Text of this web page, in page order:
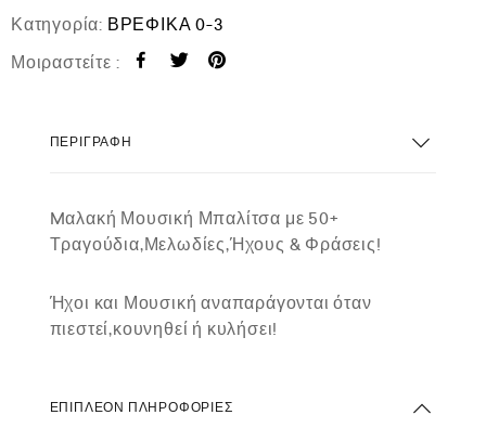
Κατηγορία: ΒΡΕΦΙΚΑ 0-3
Μοιραστείτε :
ΠΕΡΙΓΡΑΦΉ
Mαλακή Μουσική Μπαλίτσα με 50+
Τραγούδια,Μελωδίες,Ήχους & Φράσεις!
Ήχοι και Μουσική αναπαράγονται όταν
πιεστεί,κουνηθεί ή κυλήσει!
ΕΠΙΠΛΈΟΝ ΠΛΗΡΟΦΟΡΊΕΣ